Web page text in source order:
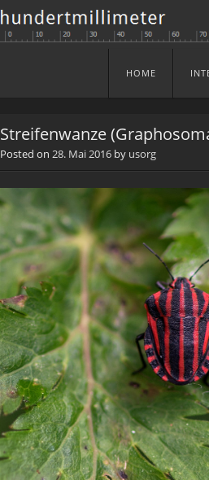
Menu
Skip to content
HOME
Streifenwanze
Posted on 28. Mai 2016 by usorg